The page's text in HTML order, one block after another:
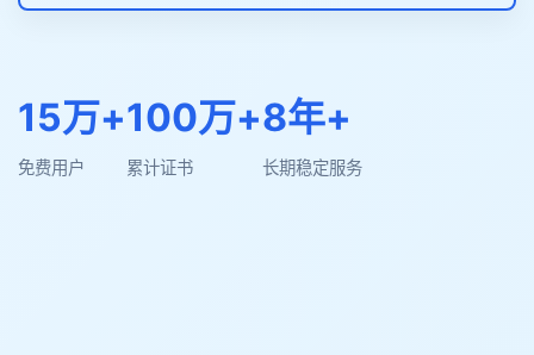
15万+
免费用户
100万+
累计证书
8年+
长期稳定服务